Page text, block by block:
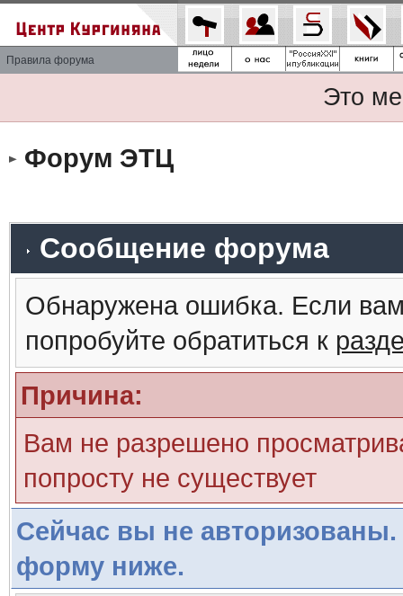
Правила форума
Это
Форум ЭТЦ
Сообщение форума
Обнаружена ошибка. Если
попробуйте обратиться к
Причина:
Вам не разрешено
попросту не существует
Сейчас вы не авторизованы.
форму ниже.